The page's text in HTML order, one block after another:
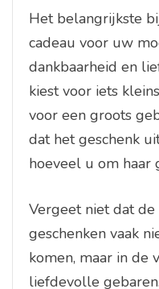
Het belangrijkste
cadeau voor uw
dankbaarheid en
kiest voor iets
voor een groots
dat het geschenk
hoeveel u om haar
Vergeet niet dat
geschenken vaak
komen, maar in de
liefdevolle